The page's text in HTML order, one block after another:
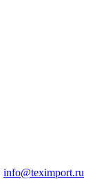
info@teximport.ru